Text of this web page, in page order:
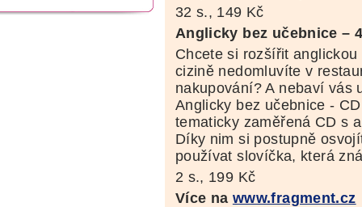
32 s., 149 Kč
Anglicky bez učebnice –
Chcete si rozšířit
cizině nedomluvíte v
nakupování? A nebaví vás
Anglicky bez učebnice -
tematicky zaměřená CD s
Díky nim si postupně
používat slovíčka, která
2 s., 199 Kč
Více na www.fragment.cz